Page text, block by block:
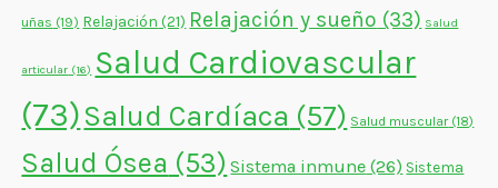
uñas (19) Relajación (21) Relajación y sueño (33) Salud
articular (16) Salud Cardiovascular
(73)Salud Cardíaca (57) Salud muscular(18)
Salud Ósea (53) Sistema inmune (26) Sistema